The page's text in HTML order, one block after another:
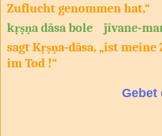
Zuflucht genommen hat,“
kṛṣṇa dāsa bole jīvane-
sagt Kṛṣṇa-dāsa, „ist
im Tod !“
Gebet